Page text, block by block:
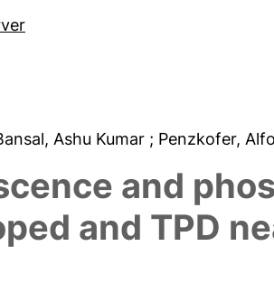
Ashu Kumar ; Penzkofer,
and
and TPD